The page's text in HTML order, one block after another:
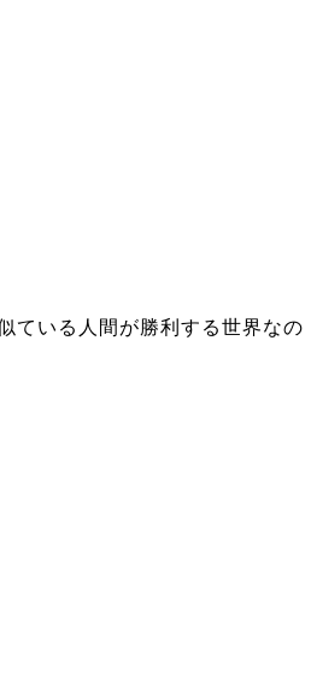
ている人間が勝利する世界なの